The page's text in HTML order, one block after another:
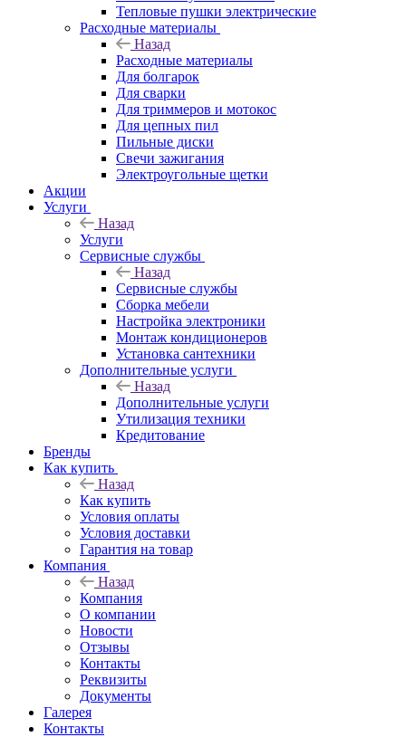
Тепловые пушки электрические
Расходные материалы
Назад
Расходные материалы
Для болгарок
Для сварки
Для триммеров и мотокос
Для цепных пил
Пильные диски
Свечи зажигания
Электроугольные щетки
Акции
Услуги
Назад
Услуги
Сервисные службы
Назад
Сервисные службы
Сборка мебели
Настройка электроники
Монтаж кондиционеров
Установка сантехники
Дополнительные услуги
Назад
Дополнительные услуги
Утилизация техники
Кредитование
Бренды
Как купить
Назад
Как купить
Условия оплаты
Условия доставки
Гарантия на товар
Компания
Назад
Компания
О компании
Новости
Отзывы
Контакты
Реквизиты
Документы
Галерея
Контакты